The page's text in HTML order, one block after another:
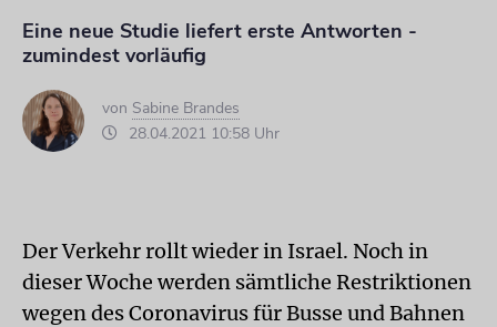
Eine neue Studie liefert erste Antworten -
zumindest vorläufig
von Sabine Brandes
28.04.2021 10:58 Uhr
Der Verkehr rollt wieder in Israel. Noch in
dieser Woche werden sämtliche Restriktionen
wegen des Coronavirus für Busse und Bahnen